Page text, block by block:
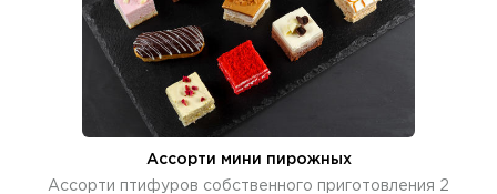
Ассорти мини пирожных
Ассорти птифуров собственного приготовления 2